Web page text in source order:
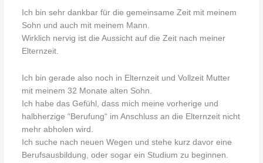
Ich bin sehr dankbar für die gemeinsame Zeit mit meinem
Sohn und auch mit meinem Mann.
Wirklich nervig ist die Aussicht auf die Zeit nach meiner
Elternzeit.
Ich bin gerade also noch in Elternzeit und Vollzeit Mutter
mit meinem 32 Monate alten Sohn.
Ich habe das Gefühl, dass mich meine vorherige und
halbherzige “Berufung“ im Anschluss an die Elternzeit nicht
mehr abholen wird.
Ich suche nach neuen Wegen und stehe kurz davor eine
Berufsausbildung, oder sogar ein Studium zu beginnen.